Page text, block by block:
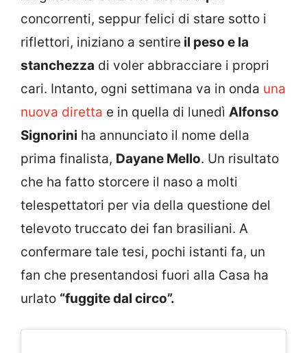
concorrenti, seppur felici di stare sotto i
riflettori, iniziano a sentire il peso e la
stanchezza di voler abbracciare i propri
cari. Intanto, ogni settimana va in onda una
nuova diretta e in quella di lunedì Alfonso
Signorini ha annunciato il nome della
prima finalista, Dayane Mello. Un risultato
che ha fatto storcere il naso a molti
telespettatori per via della questione del
televoto truccato dei fan brasiliani. A
confermare tale tesi, pochi istanti fa, un
fan che presentandosi fuori alla Casa ha
urlato “fuggite dal circo”.